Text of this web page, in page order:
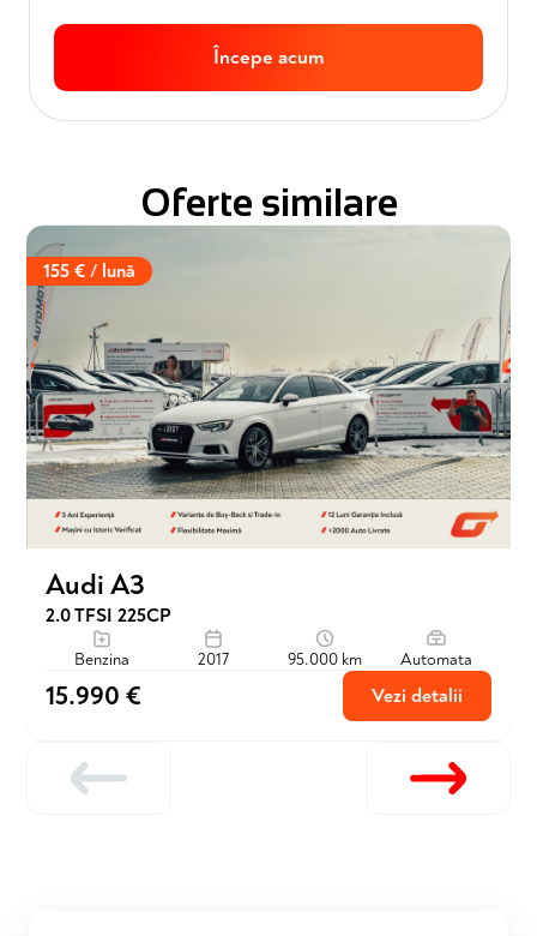
Începe acum
Oferte similare
155 € / lună
Audi A3
2.0 TFSI 225CP
Benzina 2017 95.000 km Automata
15.990 € Vezi detalii